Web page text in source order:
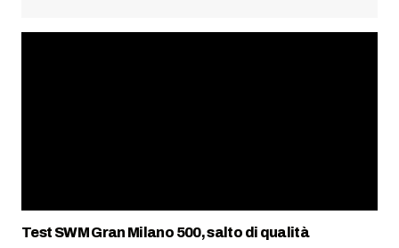
Test SWM Gran Milano 500, salto di qualità